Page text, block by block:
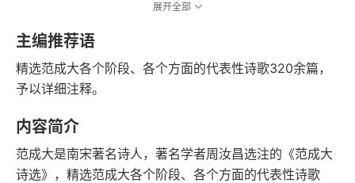
2025-07-01
发行日期
展开全部
主编推荐语
精选范成大各个阶段、各个方面的代表性诗歌320余篇，
予以详细注释。
内容简介
范成大是南宋著名诗人，著名学者周汝昌选注的《范成大
诗选》，精选范成大各个阶段、各个方面的代表性诗歌